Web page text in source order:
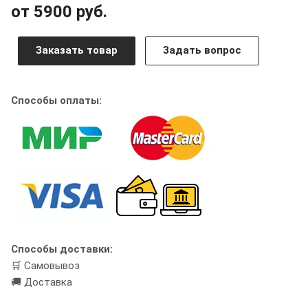
от 5900 руб.
Заказать товар Задать вопрос
Способы оплаты:
Способы доставки:
🛒 Самовывоз
🚚 Доставка